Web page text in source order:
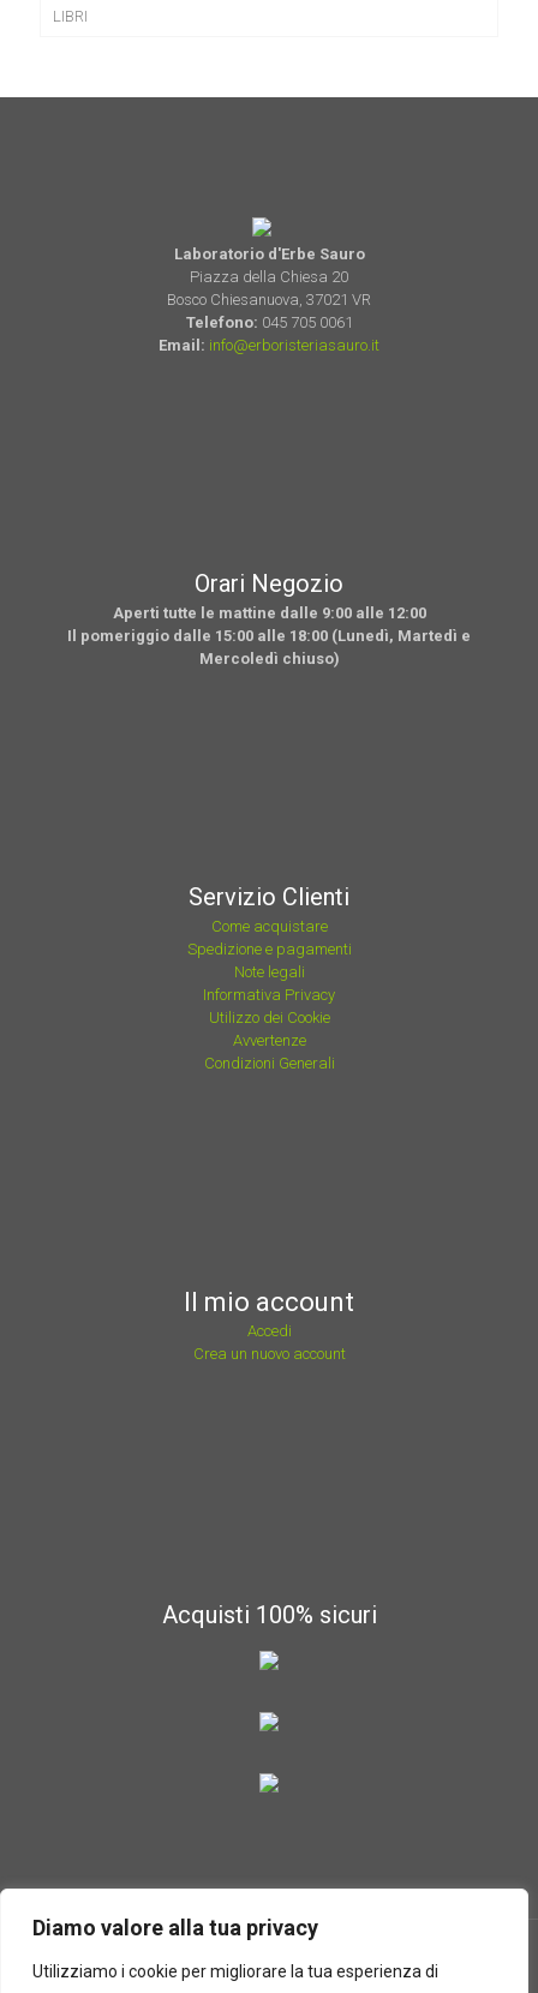
Diamo valore alla tua privacy
Utilizziamo i cookie per migliorare la tua esperienza di
LIBRI
Laboratorio d'Erbe Sauro
Piazza della Chiesa 20
Bosco Chiesanuova, 37021 VR
Telefono: 045 705 0061
Email: info@erboristeriasauro.it
Orari Negozio
Aperti tutte le mattine dalle 9:00 alle 12:00
Il pomeriggio dalle 15:00 alle 18:00 (Lunedì, Martedì e
Mercoledì chiuso)
Servizio Clienti
Come acquistare
Spedizione e pagamenti
Note legali
Informativa Privacy
Utilizzo dei Cookie
Avvertenze
Condizioni Generali
Il mio account
Accedi
Crea un nuovo account
Acquisti 100% sicuri